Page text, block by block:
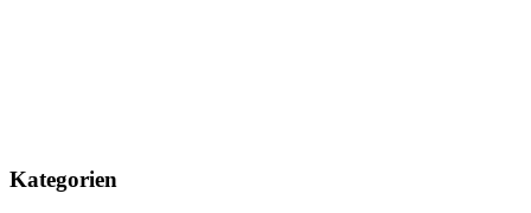
Kategorien